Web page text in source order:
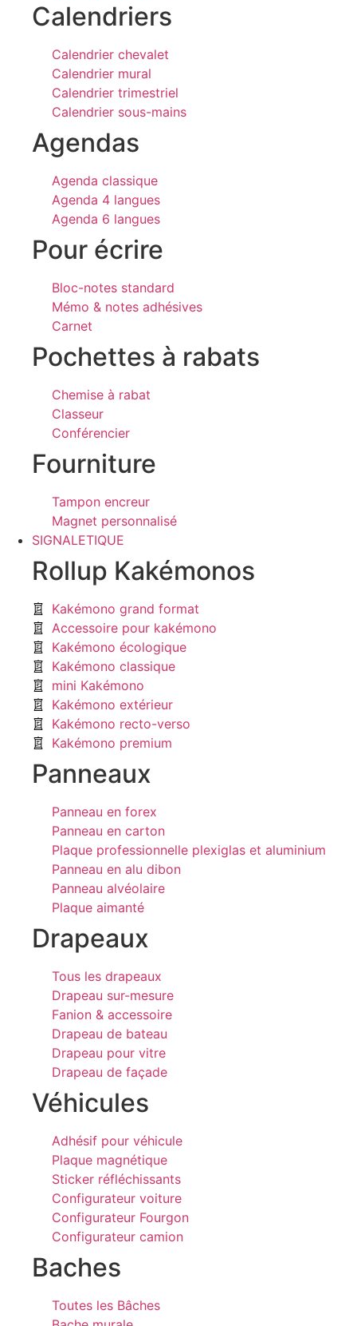
Calendriers
Calendrier chevalet
Calendrier mural
Calendrier trimestriel
Calendrier sous-mains
Agendas
Agenda classique
Agenda 4 langues
Agenda 6 langues
Pour écrire
Bloc-notes standard
Mémo & notes adhésives
Carnet
Pochettes à rabats
Chemise à rabat
Classeur
Conférencier
Fourniture
Tampon encreur
Magnet personnalisé
SIGNALETIQUE
Rollup Kakémonos
Kakémono grand format
Accessoire pour kakémono
Kakémono écologique
Kakémono classique
mini Kakémono
Kakémono extérieur
Kakémono recto-verso
Kakémono premium
Panneaux
Panneau en forex
Panneau en carton
Plaque professionnelle plexiglas et aluminium
Panneau en alu dibon
Panneau alvéolaire
Plaque aimanté
Drapeaux
Tous les drapeaux
Drapeau sur-mesure
Fanion & accessoire
Drapeau de bateau
Drapeau pour vitre
Drapeau de façade
Véhicules
Adhésif pour véhicule
Plaque magnétique
Sticker réfléchissants
Configurateur voiture
Configurateur Fourgon
Configurateur camion
Baches
Toutes les Bâches